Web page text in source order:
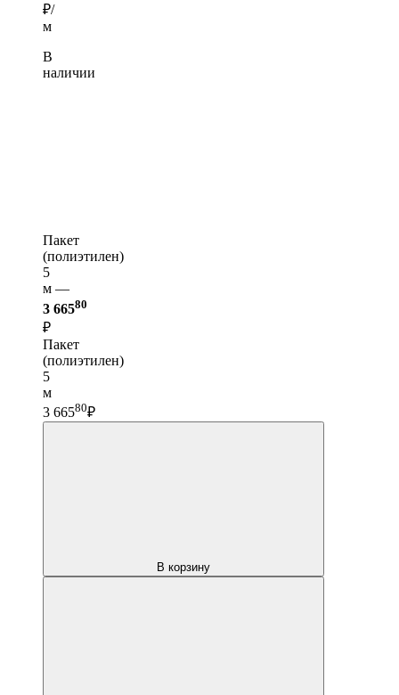
₽/
м
В
наличии
Пакет
(полиэтилен)
5
м —
3 66580
₽
Пакет
(полиэтилен)
5
м
3 66580₽
В корзину